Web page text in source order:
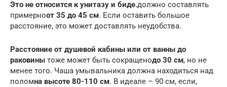
Это не относится к унитазу и биде.должно составлять
примерноот 35 до 45 см. Если оставить большое
расстояние, это может доставлять неудобства.
Расстояние от душевой кабины или от ванны до
раковины тоже может быть сокращенодо 30 см, но не
менее того. Чаша умывальника должна находиться над
поломна высоте 80-110 см. В идеале – 90 см, если,